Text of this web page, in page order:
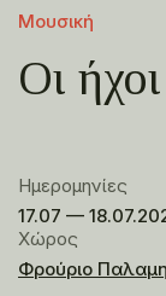
Μουσική
Οι
Ημερομηνίες
17.07 —
Χώρος
Φρούριο